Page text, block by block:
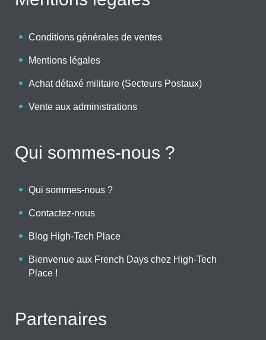
Conditions générales de ventes
Mentions légales
Achat détaxé militaire (Secteurs Postaux)
Vente aux administrations
Qui sommes-nous ?
Qui sommes-nous ?
Contactez-nous
Blog High-Tech Place
Bienvenue aux French Days chez High-Tech
Place !
Partenaires